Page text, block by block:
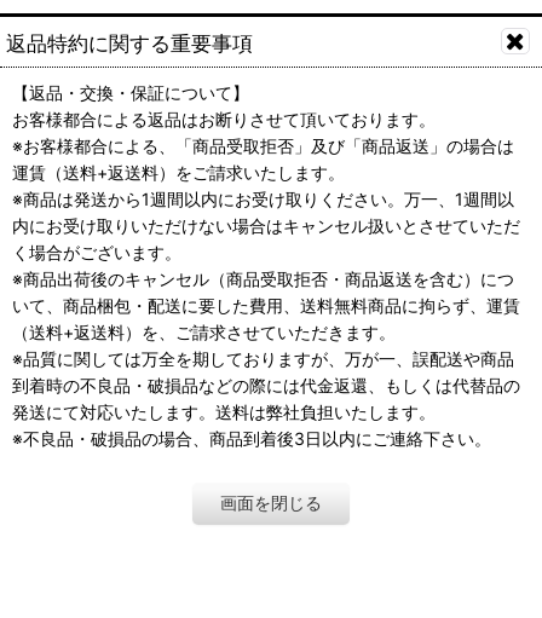
返品特約に関する重要事項
【返品・交換・保証について】
お客様都合による返品はお断りさせて頂いております。
※お客様都合による、「商品受取拒否」及び「商品返送」の場合は
運賃（送料+返送料）をご請求いたします。
※商品は発送から1週間以内にお受け取りください。万一、1週間以
内にお受け取りいただけない場合はキャンセル扱いとさせていただ
く場合がございます。
※商品出荷後のキャンセル（商品受取拒否・商品返送を含む）につ
いて、商品梱包・配送に要した費用、送料無料商品に拘らず、運賃
（送料+返送料）を、ご請求させていただきます。
※品質に関しては万全を期しておりますが、万が一、誤配送や商品
到着時の不良品・破損品などの際には代金返還、もしくは代替品の
発送にて対応いたします。送料は弊社負担いたします。
※不良品・破損品の場合、商品到着後3日以内にご連絡下さい。
画面を閉じる